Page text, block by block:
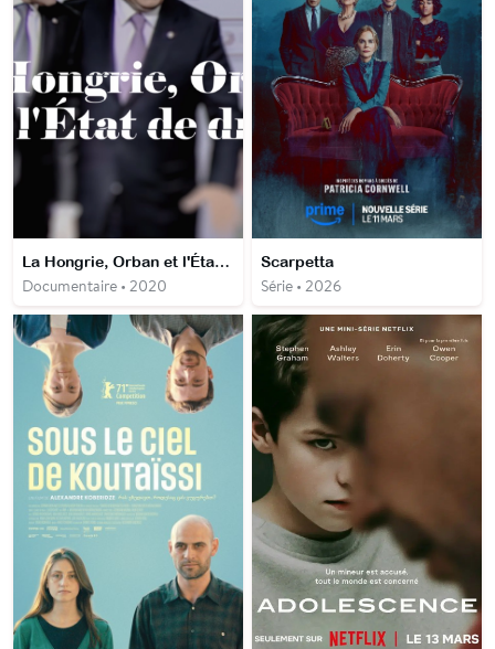
La Hongrie, Orban et l'État de droit
Documentaire • 2020
Scarpetta
Série • 2026